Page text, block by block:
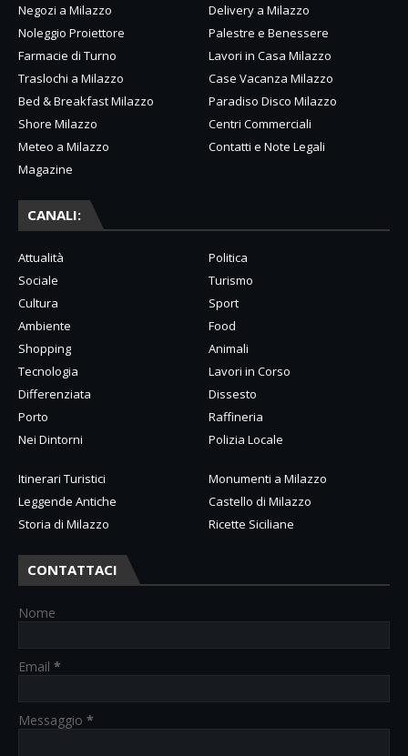
Negozi a Milazzo
Delivery a Milazzo
Noleggio Proiettore
Palestre e Benessere
Farmacie di Turno
Lavori in Casa Milazzo
Traslochi a Milazzo
Case Vacanza Milazzo
Bed & Breakfast Milazzo
Paradiso Disco Milazzo
Shore Milazzo
Centri Commerciali
Meteo a Milazzo
Contatti e Note Legali
Magazine
CANALI:
Attualità
Politica
Sociale
Turismo
Cultura
Sport
Ambiente
Food
Shopping
Animali
Tecnologia
Lavori in Corso
Differenziata
Dissesto
Porto
Raffineria
Nei Dintorni
Polizia Locale
Itinerari Turistici
Monumenti a Milazzo
Leggende Antiche
Castello di Milazzo
Storia di Milazzo
Ricette Siciliane
CONTATTACI
Nome
Email *
Messaggio *